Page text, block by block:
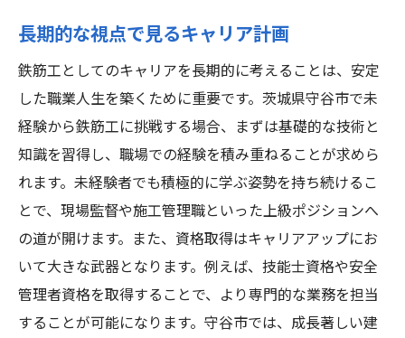
長期的な視点で見るキャリア計画
鉄筋工としてのキャリアを長期的に考えることは、安定
した職業人生を築くために重要です。茨城県守谷市で未
経験から鉄筋工に挑戦する場合、まずは基礎的な技術と
知識を習得し、職場での経験を積み重ねることが求めら
れます。未経験者でも積極的に学ぶ姿勢を持ち続けるこ
とで、現場監督や施工管理職といった上級ポジションへ
の道が開けます。また、資格取得はキャリアアップにお
いて大きな武器となります。例えば、技能士資格や安全
管理者資格を取得することで、より専門的な業務を担当
することが可能になります。守谷市では、成長著しい建